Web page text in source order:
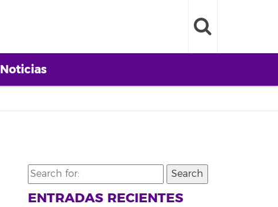
Noticias
Search
for:
ENTRADAS RECIENTES